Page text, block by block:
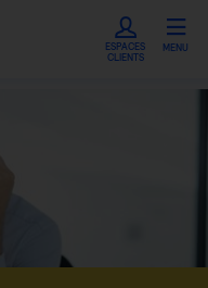
ESPACES
CLIENTS
MENU